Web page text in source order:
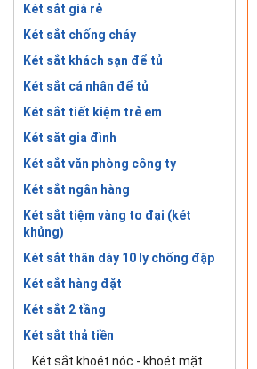
Két sắt giá rẻ
Két sắt chống cháy
Két sắt khách sạn để tủ
Két sắt cá nhân để tủ
Két sắt tiết kiệm trẻ em
Két sắt gia đình
Két sắt văn phòng công ty
Két sắt ngân hàng
Két sắt tiệm vàng to đại (két
khủng)
Két sắt thân dày 10 ly chống đập
Két sắt hàng đặt
Két sắt 2 tầng
Két sắt thả tiền
Két sắt khoét nóc - khoét mặt